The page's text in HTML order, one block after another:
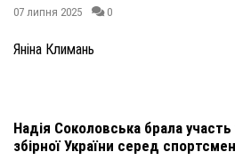
07 липня 2025 0
Яніна Климань
Надія Соколовська брала участь
збірної України серед